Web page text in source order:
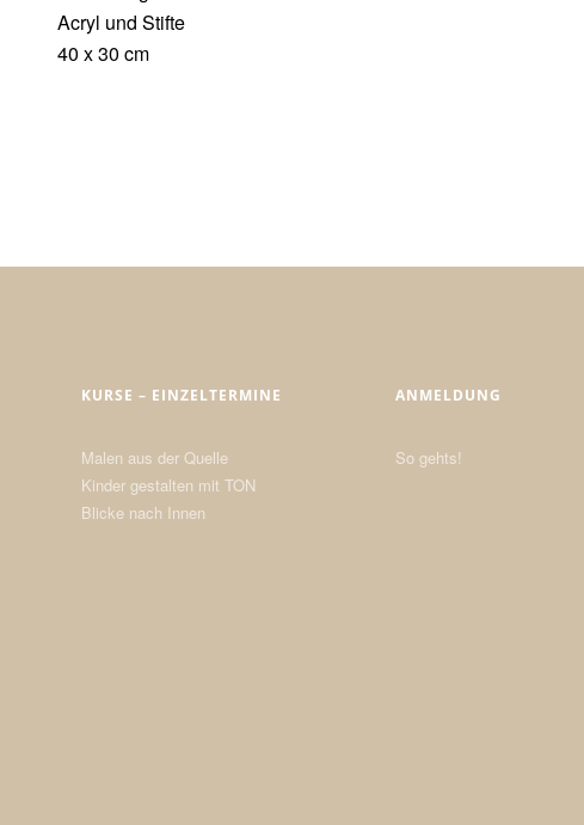
Acryl und Stifte
40 x 30 cm
KURSE – EINZELTERMINE
Malen aus der Quelle
Kinder gestalten mit TON
Blicke nach Innen
ANMELDUNG
So gehts!